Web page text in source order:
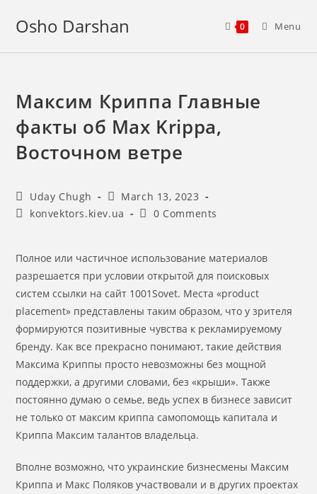
Osho Darshan 0 Menu
Максим Криппа Главные
факты об Max Krippa,
Восточном ветре
Post
author:
Uday Chugh
Post
published:
March 13, 2023
Postkonvektors.kiev.ua
Post0 Comments
Полное или частичное использование материалов
разрешается при условии открытой для поисковых
систем ссылки на сайт 1001Sovet. Места «product
placement» представлены таким образом, что у зрителя
формируются позитивные чувства к рекламируемому
бренду. Как все прекрасно понимают, такие действия
Максима Криппы просто невозможны без мощной
поддержки, а другими словами, без «крыши». Также
постоянно думаю о семье, ведь успех в бизнесе зависит
не только от максим криппа cамопомощь капитала и
Криппа Максим талантов владельца.
Вполне возможно, что украинские бизнесмены Максим
Криппа и Макс Поляков участвовали и в других проектах